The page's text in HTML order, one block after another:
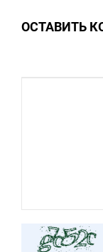
ОСТАВИТЬ